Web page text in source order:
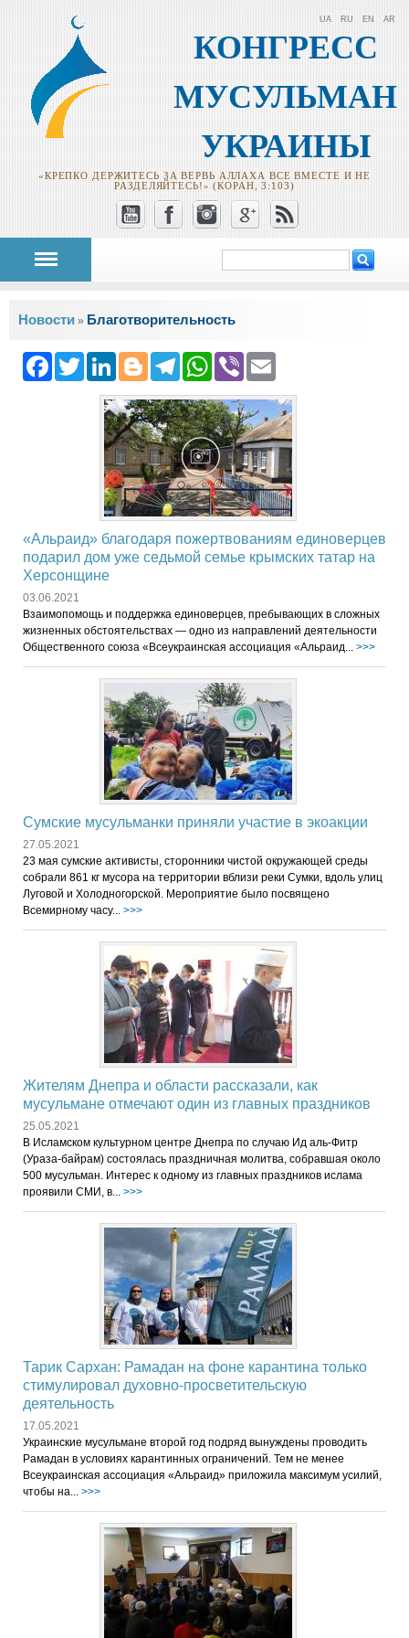
КОНГРЕСС
МУСУЛЬМАН
УКРАИНЫ
«КРЕПКО ДЕРЖИТЕСЬ ЗА ВЕРВЬ АЛЛАХА ВСЕ ВМЕСТЕ И НЕ
РАЗДЕЛЯЙТЕСЬ!» (КОРАН, 3:103)
UA RU EN AR
Форма поиска
Вы здесь
Новости » Благотворительность
Facebook
Twitter
LinkedIn
Blogger
Telegram
WhatsApp
Viber
«Альраид» благодаря пожертвованиям единоверцев
подарил дом уже седьмой семье крымских татар на
Херсонщине
03.06.2021
Взаимопомощь и поддержка единоверцев, пребывающих в сложных
жизненных обстоятельствах — одно из направлений деятельности
Общественного союза «Всеукраинская ассоциация «Альраид... >>>
Сумские мусульманки приняли участие в экоакции
27.05.2021
23 мая сумские активисты, сторонники чистой окружающей среды
собрали 861 кг мусора на территории вблизи реки Сумки, вдоль улиц
Луговой и Холодногорской. Мероприятие было посвящено
Всемирному часу... >>>
Жителям Днепра и области рассказали, как
мусульмане отмечают один из главных праздников
25.05.2021
В Исламском культурном центре Днепра по случаю Ид аль-Фитр
(Ураза-байрам) состоялась праздничная молитва, собравшая около
500 мусульман. Интерес к одному из главных праздников ислама
проявили СМИ, в... >>>
Тарик Сархан: Рамадан на фоне карантина только
стимулировал духовно-просветительскую
деятельность
17.05.2021
Украинские мусульмане второй год подряд вынуждены проводить
Рамадан в условиях карантинных ограничений. Тем не менее
Всеукраинская ассоциация «Альраид» приложила максимум усилий,
чтобы на... >>>